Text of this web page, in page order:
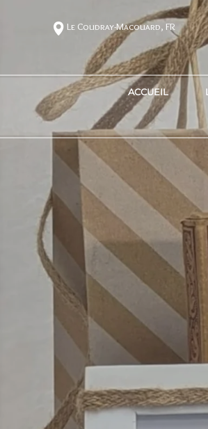
Le Coudray-Macouard, FR
ACCUEIL